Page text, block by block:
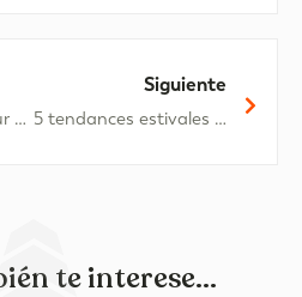
5 plans parfaits pour profiter à Oliva Nova
Siguiente
5 tendances estivales pour transformer notre salon
te interese...